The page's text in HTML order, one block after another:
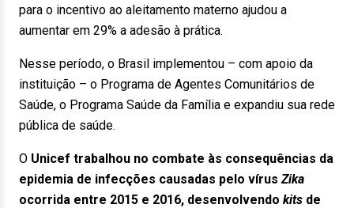
para o incentivo ao aleitamento materno ajudou a
aumentar em 29% a adesão à prática.
Nesse período, o Brasil implementou – com apoio da
instituição – o Programa de Agentes Comunitários de
Saúde, o Programa Saúde da Família e expandiu sua rede
pública de saúde.
O Unicef trabalhou no combate às consequências da
epidemia de infecções causadas pelo vírusZika
ocorrida entre 2015 e 2016, desenvolvendo kits de